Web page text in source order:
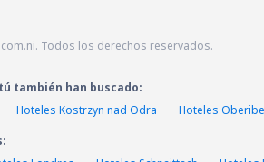
Todos los derechos reservados.
también han buscado:
Hoteles Kostrzyn nad Odra Hoteles